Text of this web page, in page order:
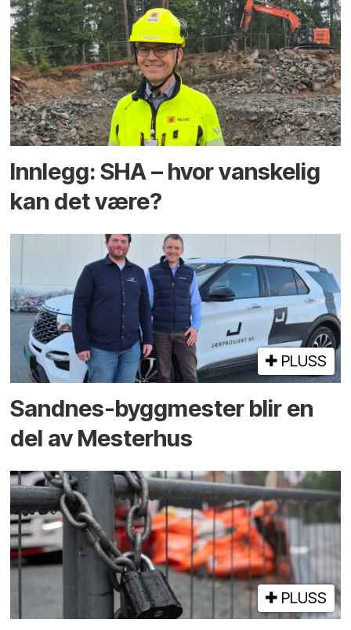
Innlegg: SHA – hvor vanskelig
kan det være?
PLUSS
Sandnes-byggmester blir en
del av Mesterhus
PLUSS